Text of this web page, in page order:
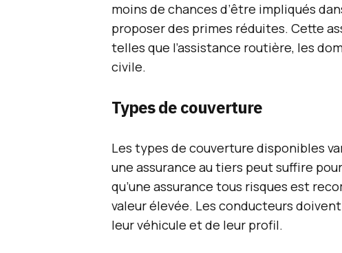
moins de chances d’être impliqués
proposer des primes réduites. Cette
telles que l’assistance routière, les
civile.
Types de couverture
Les types de couverture disponibles
une assurance au tiers peut suffire
qu’une assurance tous risques est
valeur élevée. Les conducteurs
leur véhicule et de leur profil.